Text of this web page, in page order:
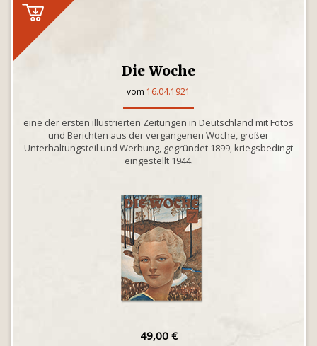
Die Woche
vom 16.04.1921
eine der ersten illustrierten Zeitungen in Deutschland mit Fotos
und Berichten aus der vergangenen Woche, großer
Unterhaltungsteil und Werbung, gegründet 1899, kriegsbedingt
eingestellt 1944.
49,00 €